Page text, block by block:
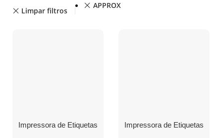
Limpar filtros
APPROX
Impressora de Etiquetas
Impressora de Etiquetas